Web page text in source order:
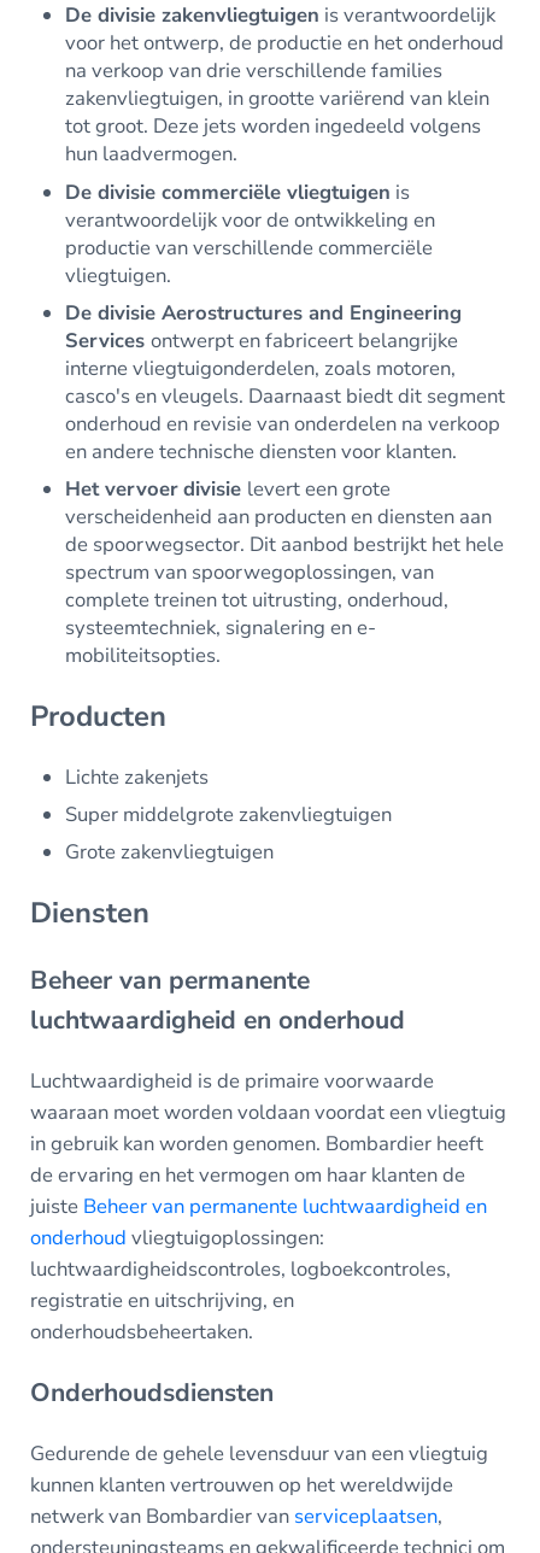
De divisie zakenvliegtuigen is verantwoordelijk
voor het ontwerp, de productie en het onderhoud
na verkoop van drie verschillende families
zakenvliegtuigen, in grootte variërend van klein
tot groot. Deze jets worden ingedeeld volgens
hun laadvermogen.
De divisie commerciële vliegtuigen is
verantwoordelijk voor de ontwikkeling en
productie van verschillende commerciële
vliegtuigen.
De divisie Aerostructures and Engineering
Servicesontwerpt en fabriceert belangrijke
interne vliegtuigonderdelen, zoals motoren,
casco's en vleugels. Daarnaast biedt dit segment
onderhoud en revisie van onderdelen na verkoop
en andere technische diensten voor klanten.
Het vervoerdivisie levert een grote
verscheidenheid aan producten en diensten aan
de spoorwegsector. Dit aanbod bestrijkt het hele
spectrum van spoorwegoplossingen, van
complete treinen tot uitrusting, onderhoud,
systeemtechniek, signalering en e-
mobiliteitsopties.
Producten
Lichte zakenjets
Super middelgrote zakenvliegtuigen
Grote zakenvliegtuigen
Diensten
Beheer van permanente
luchtwaardigheid en onderhoud
Luchtwaardigheid is de primaire voorwaarde
waaraan moet worden voldaan voordat een vliegtuig
in gebruik kan worden genomen. Bombardier heeft
de ervaring en het vermogen om haar klanten de
juiste Beheer van permanente luchtwaardigheid en
onderhoud vliegtuigoplossingen:
luchtwaardigheidscontroles, logboekcontroles,
registratie en uitschrijving, en
onderhoudsbeheertaken.
Onderhoudsdiensten
Gedurende de gehele levensduur van een vliegtuig
kunnen klanten vertrouwen op het wereldwijde
netwerk van Bombardier van serviceplaatsen,